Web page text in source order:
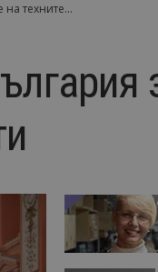
техните...